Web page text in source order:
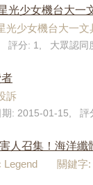
光少女機台大
少女機台大一文
評分: 1, 大眾認同
訴
: 2015-01-15, 評
人召集！海洋
Legend 關鍵字: